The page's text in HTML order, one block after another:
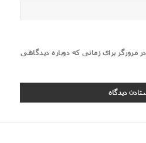
مرورگر برای زمانی که دوباره دیدگاهی